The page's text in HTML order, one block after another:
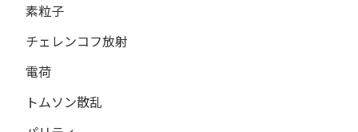
素粒子
チェレンコフ放射
電荷
トムソン散乱